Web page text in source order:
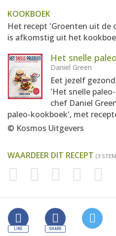
KOOKBOEK
Het recept 'Groenten uit
is afkomstig uit het
Het snelle
Daniel Green
Eet jezelf
'Het snelle
chef Daniel
paleo-kookboek', met
© Kosmos Uitgevers
WAARDEER DIT RECEPT (3